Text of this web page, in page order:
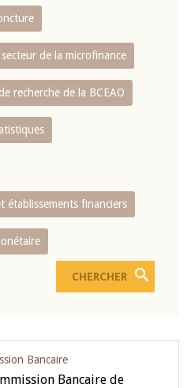
de la microfinance
recherche de la BCEAO
établissements financiers
Bancaire
Bancaire de